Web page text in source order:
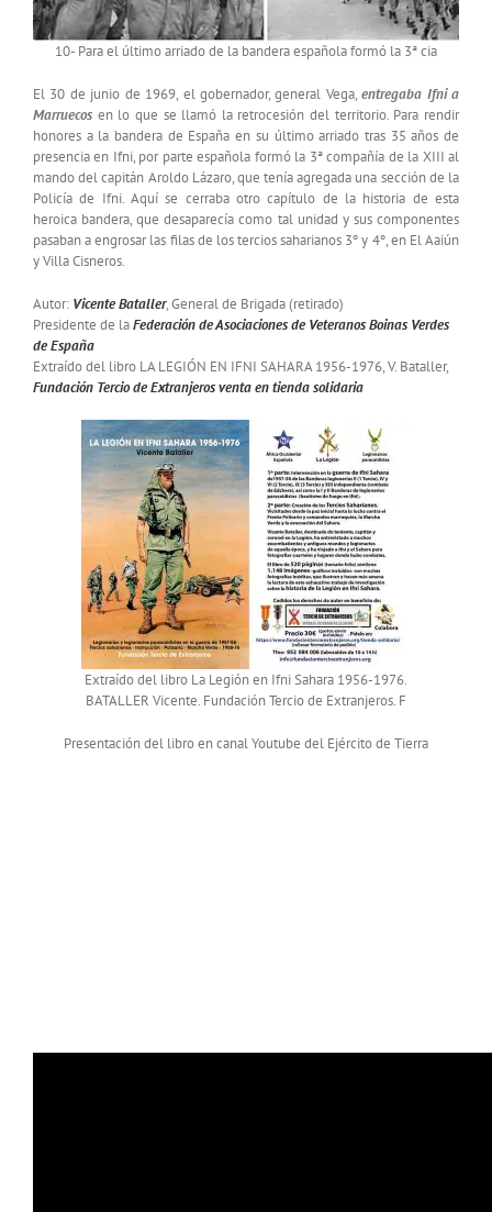
10- Para el último arriado de la bandera española formó la 3ª cia
El 30 de junio de 1969, el gobernador, general Vega,entregaba Ifni a
Marruecosen lo que se llamó la retrocesión del territorio. Para rendir
honores a la bandera de España en su último arriado tras 35 años de
presencia en Ifni, por parte española formó la 3ª compañía de la XIII al
mando del capitán Aroldo Lázaro, que tenía agregada una sección de la
Policía de Ifni. Aquí se cerraba otro capítulo de la historia de esta
heroica bandera, que desaparecía como tal unidad y sus componentes
pasaban a engrosar las filas de los tercios saharianos 3º y 4º, en El Aaiún
y Villa Cisneros.
Autor: Vicente Bataller, General de Brigada (retirado)
Presidente de laFederación de Asociaciones de Veteranos Boinas Verdes
de España
Extraído del libro LA LEGIÓN EN IFNI SAHARA 1956-1976, V. Bataller,
Fundación Tercio de Extranjerosventa en tienda solidaria
Extraído del libro La Legión en Ifni Sahara 1956-1976.
BATALLER Vicente. Fundación Tercio de Extranjeros. F
Presentación del libro en canal Youtube del Ejército de Tierra